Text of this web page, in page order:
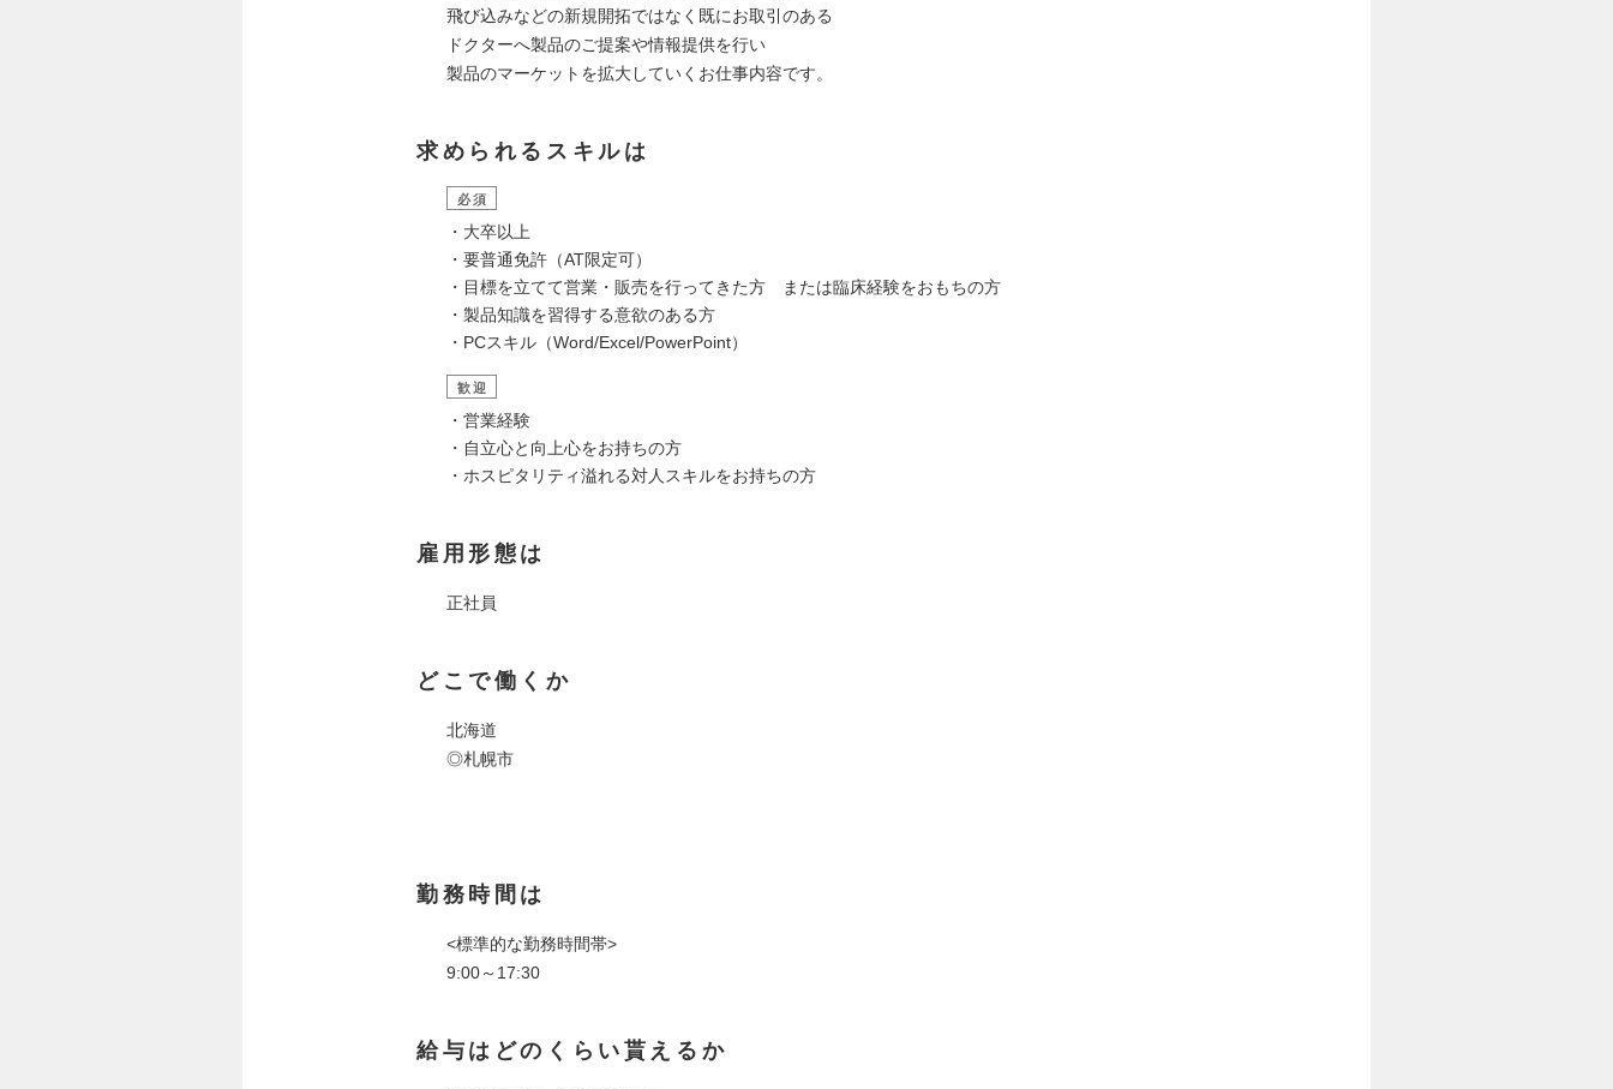
飛び込みなどの新規開拓ではなく既にお取引のある
ドクターへ製品のご提案や情報提供を行い
製品のマーケットを拡大していくお仕事内容です。
求められるスキルは
必須
・大卒以上
・要普通免許（AT限定可）
・目標を立てて営業・販売を行ってきた方 または臨床経験をおもちの方
・製品知識を習得する意欲のある方
・PCスキル（Word/Excel/PowerPoint）
歓迎
・営業経験
・自立心と向上心をお持ちの方
・ホスピタリティ溢れる対人スキルをお持ちの方
雇用形態は
正社員
どこで働くか
北海道
◎札幌市
勤務時間は
<標準的な勤務時間帯>
9:00～17:30
給与はどのくらい貰えるか